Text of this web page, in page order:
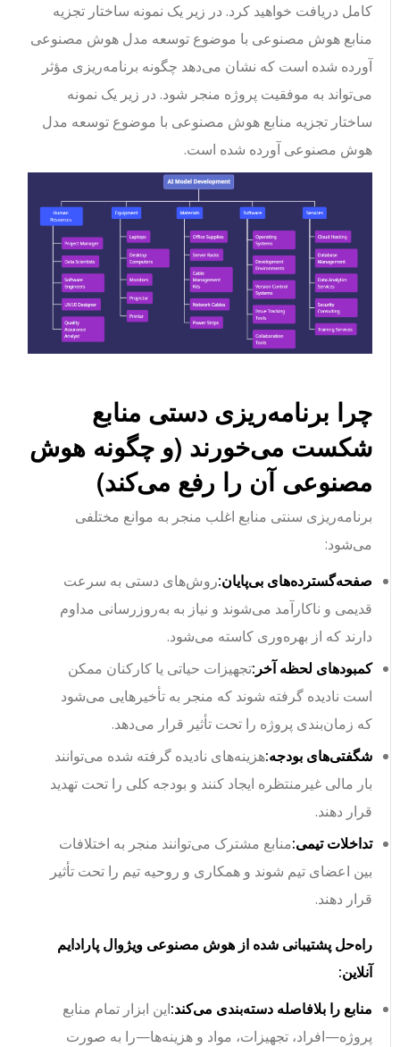
کامل دریافت خواهید کرد. در زیر یک نمونه ساختار تجزیه
منابع هوش مصنوعی با موضوع توسعه مدل هوش مصنوعی
آورده شده است که نشان می‌دهد چگونه برنامه‌ریزی مؤثر
می‌تواند به موفقیت پروژه منجر شود. در زیر یک نمونه
ساختار تجزیه منابع هوش مصنوعی با موضوع توسعه مدل
هوش مصنوعی آورده شده است.
چرا برنامه‌ریزی دستی منابع
شکست می‌خورند (و چگونه هوش
مصنوعی آن را رفع می‌کند)
برنامه‌ریزی سنتی منابع اغلب منجر به موانع مختلفی
می‌شود:
صفحه‌گسترده‌های بی‌پایان:روش‌های دستی به سرعت
قدیمی و ناکارآمد می‌شوند و نیاز به به‌روزرسانی مداوم
دارند که از بهره‌وری کاسته می‌شود.
کمبودهای لحظه آخر:تجهیزات حیاتی یا کارکنان ممکن
است نادیده گرفته شوند که منجر به تأخیرهایی می‌شود
که زمان‌بندی پروژه را تحت تأثیر قرار می‌دهد.
شگفتی‌های بودجه:هزینه‌های نادیده گرفته شده می‌توانند
بار مالی غیرمنتظره ایجاد کنند و بودجه کلی را تحت تهدید
قرار دهند.
تداخلات تیمی:منابع مشترک می‌توانند منجر به اختلافات
بین اعضای تیم شوند و همکاری و روحیه تیم را تحت تأثیر
قرار دهند.
راه‌حل پشتیبانی شده از هوش مصنوعی ویژوال پارادایم
آنلاین:
منابع را بلافاصله دسته‌بندی می‌کند:این ابزار تمام منابع
پروژه—افراد، تجهیزات، مواد و هزینه‌ها—را به صورت